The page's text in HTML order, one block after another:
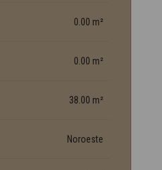
0.00 m²
0.00 m²
38.00 m²
Noroeste